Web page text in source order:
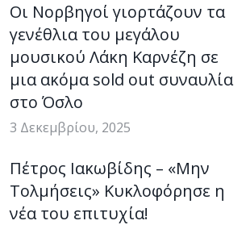
Οι Νορβηγοί γιορτάζουν τα
γενέθλια του μεγάλου
μουσικού Λάκη Καρνέζη σε
μια ακόμα sold out συναυλία
στο Όσλο
3 Δεκεμβρίου, 2025
Πέτρος Ιακωβίδης – «Μην
Τολμήσεις» Κυκλοφόρησε η
νέα του επιτυχία!